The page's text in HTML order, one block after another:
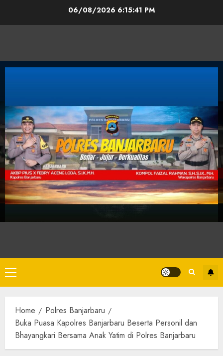
06/08/2026 6:15:42 PM
Home
Polres Banjarbaru
Buka Puasa Kapolres Banjarbaru Beserta Personil dan
Bhayangkari Bersama Anak Yatim di Polres Banjarbaru